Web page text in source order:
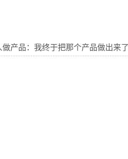
做产品：我终于把那个产品做出来了